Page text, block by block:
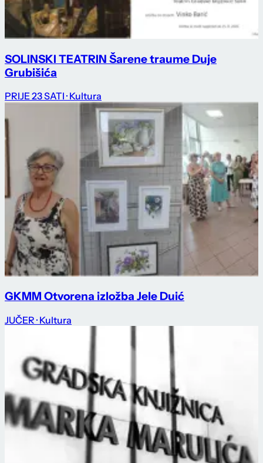
SOLINSKI TEATRIN Šarene traume Duje
Grubišića
PRIJE 23 SATI · Kultura
GKMM Otvorena izložba Jele Duić
JUČER · Kultura